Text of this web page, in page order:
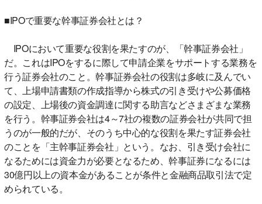
■IPOで重要な幹事証券会社とは？
IPOにおいて重要な役割を果たすのが、「幹事証券会社」
だ。これはIPOをするに際して申請企業をサポートする業務を
行う証券会社のこと。幹事証券会社の役割は多岐に及んでい
て、上場申請書類の作成指導から株式の引き受けや公募価格
の設定、上場後の資金調達に関する助言などさまざまな業務
を行う。幹事証券会社は4～7社の複数の証券会社が共同で担
うのが一般的だが、そのうち中心的な役割を果たす証券会社
のことを「主幹事証券会社」という。なお、引き受け会社に
なるためには資金力が必要となるため、幹事証券になるには
30億円以上の資本金があることが条件と金融商品取引法で定
められている。